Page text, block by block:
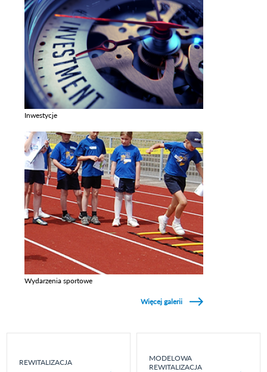
Inwestycje
Wydarzenia sportowe
Więcej galerii
REWITALIZACJA
MODELOWA
REWITALIZACJA